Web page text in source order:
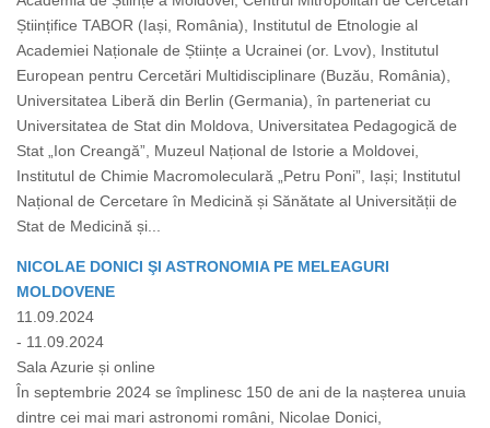
Științifice TABOR (Iași, România), Institutul de Etnologie al
Academiei Naționale de Științe a Ucrainei (or. Lvov), Institutul
European pentru Cercetări Multidisciplinare (Buzău, România),
Universitatea Liberă din Berlin (Germania), în parteneriat cu
Universitatea de Stat din Moldova, Universitatea Pedagogică de
Stat „Ion Creangă”, Muzeul Național de Istorie a Moldovei,
Institutul de Chimie Macromoleculară „Petru Poni”, Iași; Institutul
Național de Cercetare în Medicină și Sănătate al Universității de
Stat de Medicină și...
NICOLAE DONICI ŞI ASTRONOMIA PE MELEAGURI
MOLDOVENE
11.09.2024
- 11.09.2024
Sala Azurie și online
În septembrie 2024 se împlinesc 150 de ani de la nașterea unuia
dintre cei mai mari astronomi români, Nicolae Donici,